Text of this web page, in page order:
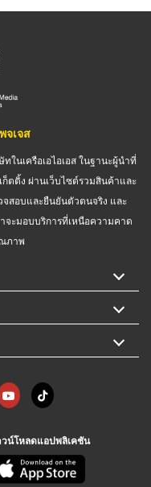
จเจส
ในเครือเอไอเอส ในฐานะผู้นำที่
ตติ้ง ผ่านเว็บไซต์รวมสินค้าและ
จสอบและยืนยันตัวตนจริง และ
จะมอบบริการที่เหนือความคาด
ภาพ
น์โหลดแอปพลิเคชัน